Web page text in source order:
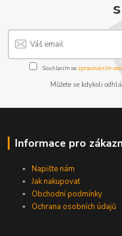
Souhlasím se zpracováním
Můžete se kdykoli
Informace pro
Napište nám
Jak nakupovat
Obchodní podmínky
Ochrana osobních údajů